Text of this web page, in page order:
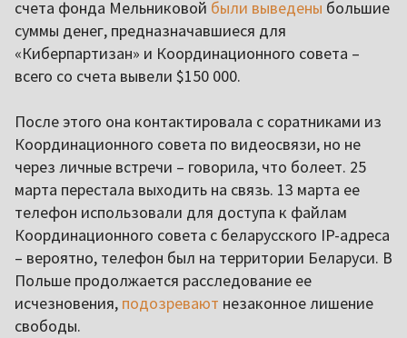
счета фонда Мельниковой были выведены большие
суммы денег, предназначавшиеся для
«Киберпартизан» и Координационного совета –
всего со счета вывели $150 000.
После этого она контактировала с соратниками из
Координационного совета по видеосвязи, но не
через личные встречи – говорила, что болеет. 25
марта перестала выходить на связь. 13 марта ее
телефон использовали для доступа к файлам
Координационного совета с беларусского IP-адреса
– вероятно, телефон был на территории Беларуси. В
Польше продолжается расследование ее
исчезновения, подозревают незаконное лишение
свободы.